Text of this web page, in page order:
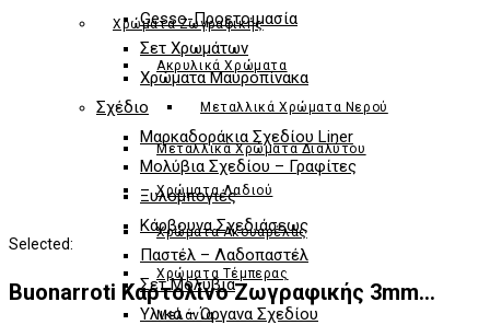
Χρώματα Ζωγραφικής
Ακρυλικά Χρώματα
Μεταλλικά Χρώματα Νερού
Μεταλλικά Χρώματα Διαλύτου
Χρώματα Λαδιού
Χρώματα Ακουαρέλας
Χρώματα Τέμπερας
Μελάνια
Gesso-Προετοιμασία
Σετ Χρωμάτων
Χρώματα Μαυροπίνακα
Σχέδιο
Μαρκαδoράκια Σχεδίου Liner
Μολύβια Σχεδίου – Γραφίτες
Ξυλομπογιές
Κάρβουνα Σχεδιάσεως
Παστέλ – Λαδοπαστέλ
Σετ Μολύβια
Υλικά – Όργανα Σχεδίου
Selected:
Buonarroti Καρτολίνο Ζωγραφικής 3mm…